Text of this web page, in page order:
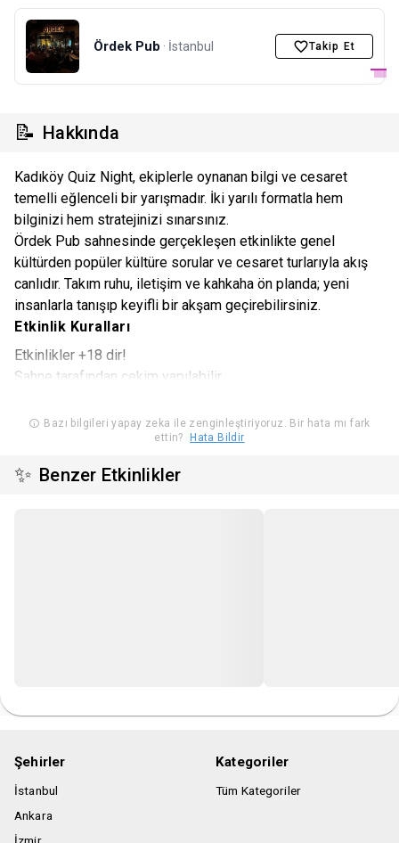
Ördek Pub · İstanbul Takip Et
📝 Hakkında
Kadıköy Quiz Night, ekiplerle oynanan bilgi ve cesaret
temelli eğlenceli bir yarışmadır. İki yarılı formatla hem
bilginizi hem stratejinizi sınarsınız.
Ördek Pub sahnesinde gerçekleşen etkinlikte genel
kültürden popüler kültüre sorular ve cesaret turlarıyla akış
canlıdır. Takım ruhu, iletişim ve kahkaha ön planda; yeni
insanlarla tanışıp keyifli bir akşam geçirebilirsiniz.
Etkinlik Kuralları
Etkinlikler +18 dir!
Sahne tarafından çekim yapılabilir.
Alkollü mekan.
Bazı bilgileri yapay zeka ile zenginleştiriyoruz. Bir hata mı fark
ettin?
Hata Bildir
✨ Benzer Etkinlikler
Şehirler
İstanbul
Ankara
Kategoriler
Tüm Kategoriler